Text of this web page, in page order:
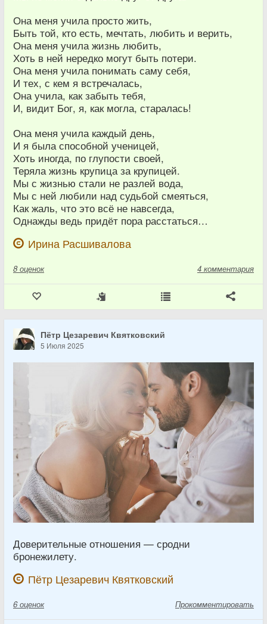
Она меня учила просто жить,
Быть той, кто есть, мечтать, любить и верить,
Она меня учила жизнь любить,
Хоть в ней нередко могут быть потери.
Она меня учила понимать саму себя,
И тех, с кем я встречалась,
Она учила, как забыть тебя,
И, видит Бог, я, как могла, старалась!
Она меня учила каждый день,
И я была способной ученицей,
Хоть иногда, по глупости своей,
Теряла жизнь крупица за крупицей.
Мы с жизнью стали не разлей вода,
Мы с ней любили над судьбой смеяться,
Как жаль, что это всё не навсегда,
Однажды ведь придёт пора расстаться…
Ирина Расшивалова
8 оценок 4 комментария
Пётр Цезаревич Квятковский
5 Июля 2025
Доверительные отношения — сродни
бронежилету.
Пётр Цезаревич Квятковский
6 оценок Прокомментировать